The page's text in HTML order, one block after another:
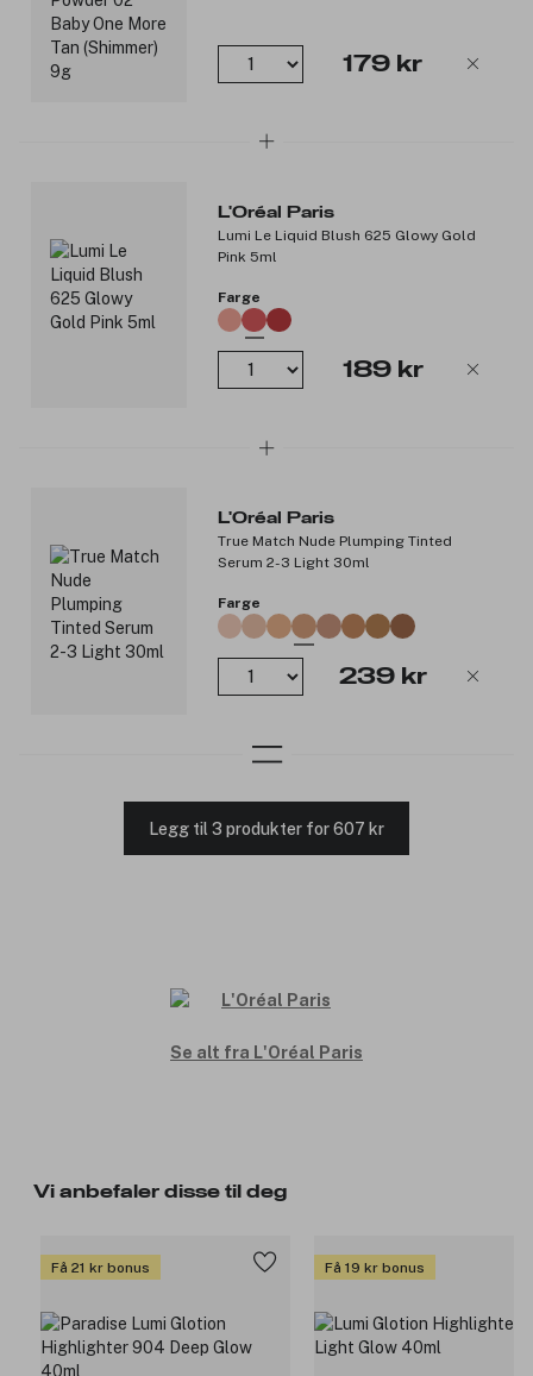
Bruk den som en highlighter over makeup for å
fremheve bestemte områder i ansiktet.
179 kr
L'Oréal Paris
Lumi Le Liquid Blush 625 Glowy Gold
Pink 5ml
Farge
189 kr
L'Oréal Paris
True Match Nude Plumping Tinted
Serum 2-3 Light 30ml
Farge
239 kr
Legg til 3 produkter for 607 kr
Se alt fra L'Oréal Paris
Vi anbefaler disse til deg
Få 21 kr bonus Få 19 kr bonus